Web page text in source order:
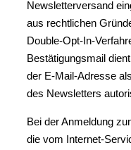
Newsletterversand
aus rechtlichen
Double-Opt-In-
Bestätigungsmail
der E-Mail-Adresse
des Newsletters
Bei der Anmeldung
die vom Internet-